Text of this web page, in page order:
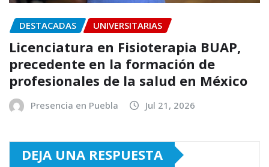
DESTACADAS UNIVERSITARIAS
Licenciatura en Fisioterapia BUAP,
precedente en la formación de
profesionales de la salud en México
Presencia en Puebla Jul 21, 2026
DEJA UNA RESPUESTA